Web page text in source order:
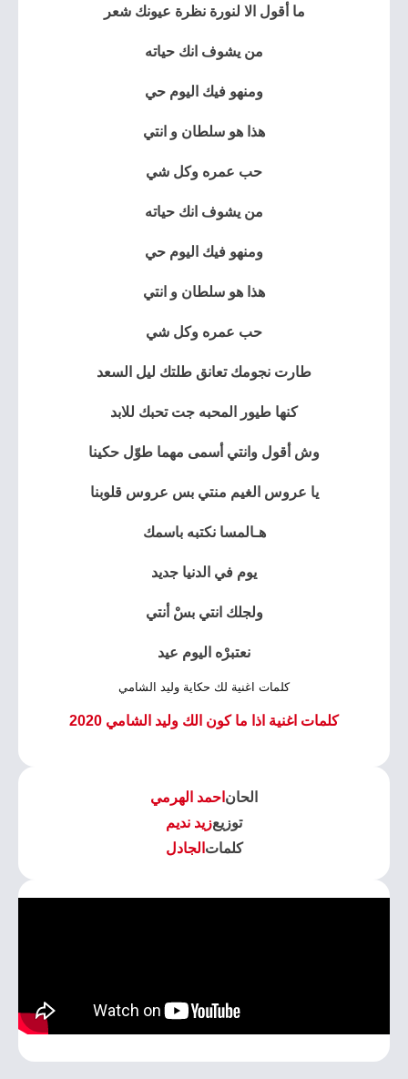
ما أقول الا لنورة نظرة عيونك شعر
من يشوف انك حياته
ومنهو فيك اليوم حي
هذا هو سلطان و انتي
حب عمره وكل شي
من يشوف انك حياته
ومنهو فيك اليوم حي
هذا هو سلطان و انتي
حب عمره وكل شي
طارت نجومك تعانق طلتك ليل السعد
كنها طيور المحبه جت تحبك للابد
وش أقول وانتي أسمى مهما طوّل حكينا
يا عروس الغيم منتي بس عروس قلوبنا
هـالمسا نكتبه باسمك
يوم في الدنيا جديد
ولجلك انتي بسْ أنتي
نعتبرْه اليوم عيد
كلمات اغنية لك حكاية وليد الشامي
كلمات اغنية اذا ما كون الك وليد الشامي 2020
الحان احمد الهرمي
توزيعزيد نديم
كلمات الجادل